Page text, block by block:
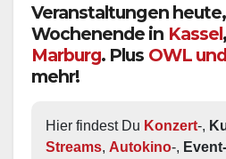
Veranstaltungen
Wochenende in Kassel,
Marburg. Plus OWL
mehr!
Hier findest Du Konzert-,
Streams, Autokino-,